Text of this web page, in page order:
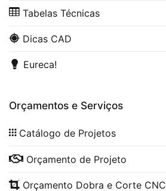
Tabelas Técnicas
Dicas CAD
Eureca!
Orçamentos e Serviços
Catálogo de Projetos
Orçamento de Projeto
Orçamento Dobra e Corte CNC